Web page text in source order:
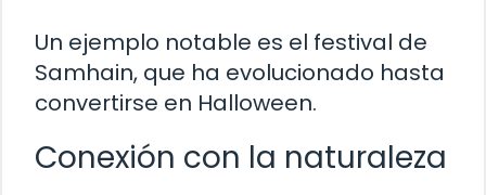
Un ejemplo notable es el festival de
Samhain, que ha evolucionado hasta
convertirse en Halloween.
Conexión con la naturaleza